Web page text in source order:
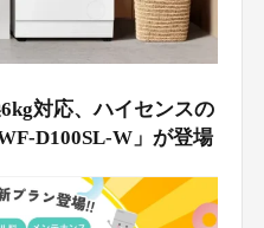
対応、ハイセンスの
D100SL-W」が登場